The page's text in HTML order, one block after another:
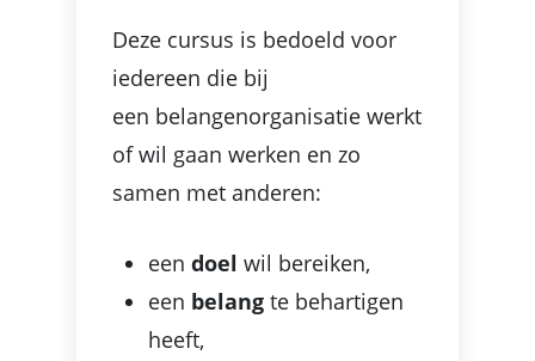
Deze cursus is bedoeld voor
iedereen die bij
een belangenorganisatie werkt
of wil gaan werken en zo
samen met anderen:
een doel wil bereiken,
een belang te behartigen
heeft,